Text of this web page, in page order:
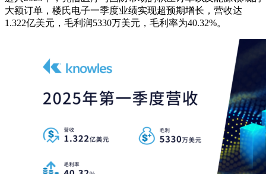
大额订单，楼氏电子一季度业绩实现超预期增长，营收达
1.322亿美元，毛利润5330万美元，毛利率为40.32%。